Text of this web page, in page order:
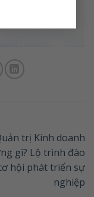
trị Kinh doanh
gì? Lộ trình đào
hội phát triển sự
nghiệp